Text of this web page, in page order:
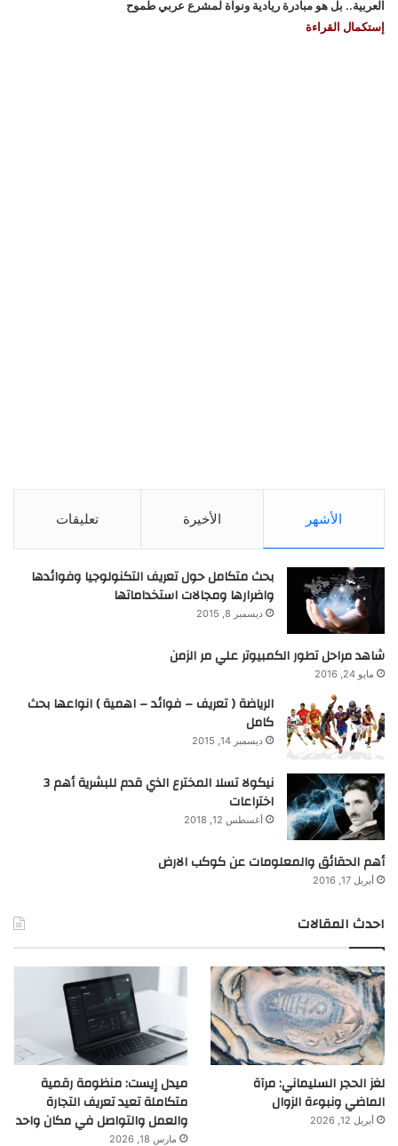
العربية.. بل هو مبادرة ريادية ونواة لمشرع عربي طموح
إستكمال القراءة
الأشهر الأخيرة تعليقات
بحث متكامل حول تعريف التكنولوجيا وفوائدها
واضرارها ومجالات استخداماتها
ديسمبر 8, 2015
شاهد مراحل تطور الكمبيوتر علي مر الزمن
مايو 24, 2016
الرياضة ( تعريف – فوائد – اهمية ) انواعها بحث
كامل
ديسمبر 14, 2015
نيكولا تسلا المخترع الذي قدم للبشرية أهم 3
اختراعات
أغسطس 12, 2018
أهم الحقائق والمعلومات عن كوكب الارض
أبريل 17, 2016
احدث المقالات
لغز الحجر السليماني: مرآة
الماضي ونبوءة الزوال
أبريل 12, 2026
ميدل إيست: منظومة رقمية
متكاملة تعيد تعريف التجارة
والعمل والتواصل في مكان واحد
مارس 18, 2026